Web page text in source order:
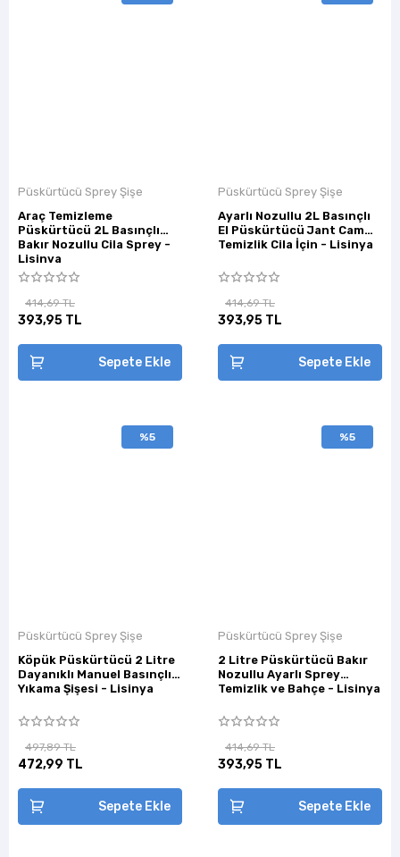
Püskürtücü Sprey Şişe
Araç Temizleme
Püskürtücü 2L Basınçlı
Bakır Nozullu Cila Sprey -
Lisinya
414,69 TL
393,95 TL
Sepete Ekle
Püskürtücü Sprey Şişe
Ayarlı Nozullu 2L Basınçlı
El Püskürtücü Jant Cam
Temizlik Cila İçin - Lisinya
414,69 TL
393,95 TL
Sepete Ekle
%5
Püskürtücü Sprey Şişe
Köpük Püskürtücü 2 Litre
Dayanıklı Manuel Basınçlı
Yıkama Şişesi - Lisinya
497,89 TL
472,99 TL
Sepete Ekle
%5
Püskürtücü Sprey Şişe
2 Litre Püskürtücü Bakır
Nozullu Ayarlı Sprey
Temizlik ve Bahçe - Lisinya
414,69 TL
393,95 TL
Sepete Ekle